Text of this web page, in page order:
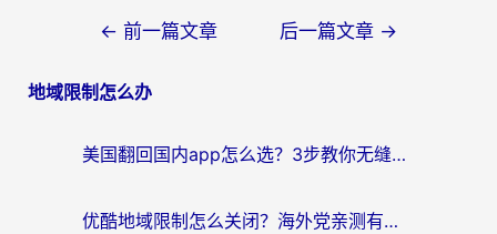
导
← 前一篇文章 后一篇文章 →
地域限制怎么办
美国翻回国内app怎么选？3步教你无缝刷剧、登12123、访问国内网站
优酷地域限制怎么关闭？海外党亲测有效的追剧加速器选择指南